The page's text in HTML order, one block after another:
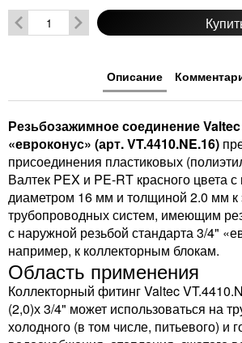
Описание
Резьбозажимное соединение Valtec
«евроконус» (арт. VT.4410.NE.16)
присоединения пластиковых
Валтек PEX и PE-RT красного цвета
диаметром 16 мм и толщиной 2.0 мм к
трубопроводных систем, имеющим
с наружной резьбой стандарта 3/4"
например, к коллекторным блокам.
Область применения
Коллекторный фитинг Valtec
(2,0)х 3/4" может использоваться на
холодного (в том числе, питьевого) и